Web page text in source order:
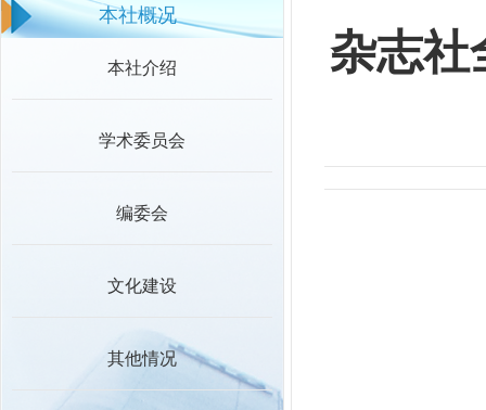
本社概况
本社介绍
学术委员会
编委会
文化建设
其他情况
杂志社